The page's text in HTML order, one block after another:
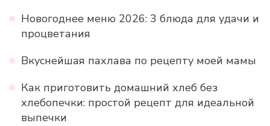
Новогоднее меню 2026: 3 блюда для удачи и
процветания
Вкуснейшая пахлава по рецепту моей мамы
Как приготовить домашний хлеб без
хлебопечки: простой рецепт для идеальной
выпечки